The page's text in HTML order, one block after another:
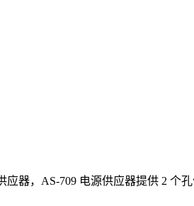
器，AS-709 电源供应器提供 2 个